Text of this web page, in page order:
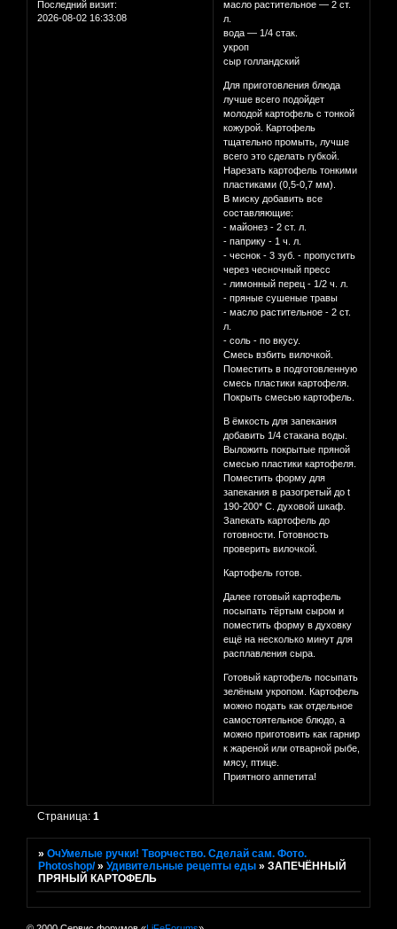
Последний визит:
2026-08-02 16:33:08
масло растительное — 2 ст.
л.
вода — 1/4 стак.
укроп
сыр голландский
Для приготовления блюда
лучше всего подойдет
молодой картофель с тонкой
кожурой. Картофель
тщательно промыть, лучше
всего это сделать губкой.
Нарезать картофель тонкими
пластиками (0,5-0,7 мм).
В миску добавить все
составляющие:
- майонез - 2 ст. л.
- паприку - 1 ч. л.
- чеснок - 3 зуб. - пропустить
через чесночный пресс
- лимонный перец - 1/2 ч. л.
- пряные сушеные травы
- масло растительное - 2 ст.
л.
- соль - по вкусу.
Смесь взбить вилочкой.
Поместить в подготовленную
смесь пластики картофеля.
Покрыть смесью картофель.
В ёмкость для запекания
добавить 1/4 стакана воды.
Выложить покрытые пряной
смесью пластики картофеля.
Поместить форму для
запекания в разогретый до t
190-200* С. духовой шкаф.
Запекать картофель до
готовности. Готовность
проверить вилочкой.
Картофель готов.
Далее готовый картофель
посыпать тёртым сыром и
поместить форму в духовку
ещё на несколько минут для
расплавления сыра.
Готовый картофель посыпать
зелёным укропом. Картофель
можно подать как отдельное
самостоятельное блюдо, а
можно приготовить как гарнир
к жареной или отварной рыбе,
мясу, птице.
Приятного аппетита!
Страница:1
»ОчУмелые ручки! Творчество. Сделай сам. Фото.
Photoshop/ »Удивительные рецепты еды »ЗАПЕЧЁННЫЙ
ПРЯНЫЙ КАРТОФЕЛЬ